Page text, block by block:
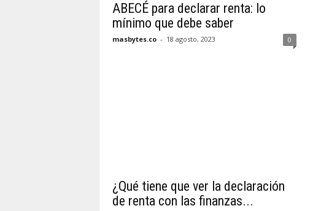
ABECÉ para declarar renta: lo
mínimo que debe saber
masbytes.co - 18 agosto, 2023 0
¿Qué tiene que ver la declaración
de renta con las finanzas...